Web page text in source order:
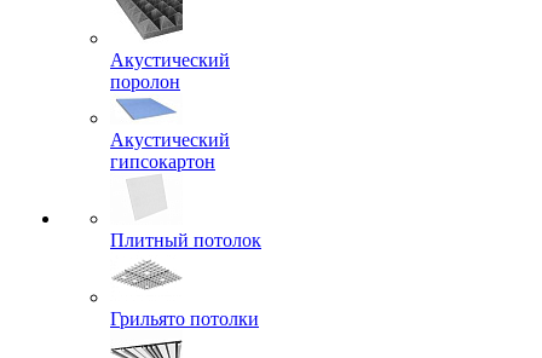
Акустический
поролон
Акустический
гипсокартон
Плитный потолок
Грильято потолки